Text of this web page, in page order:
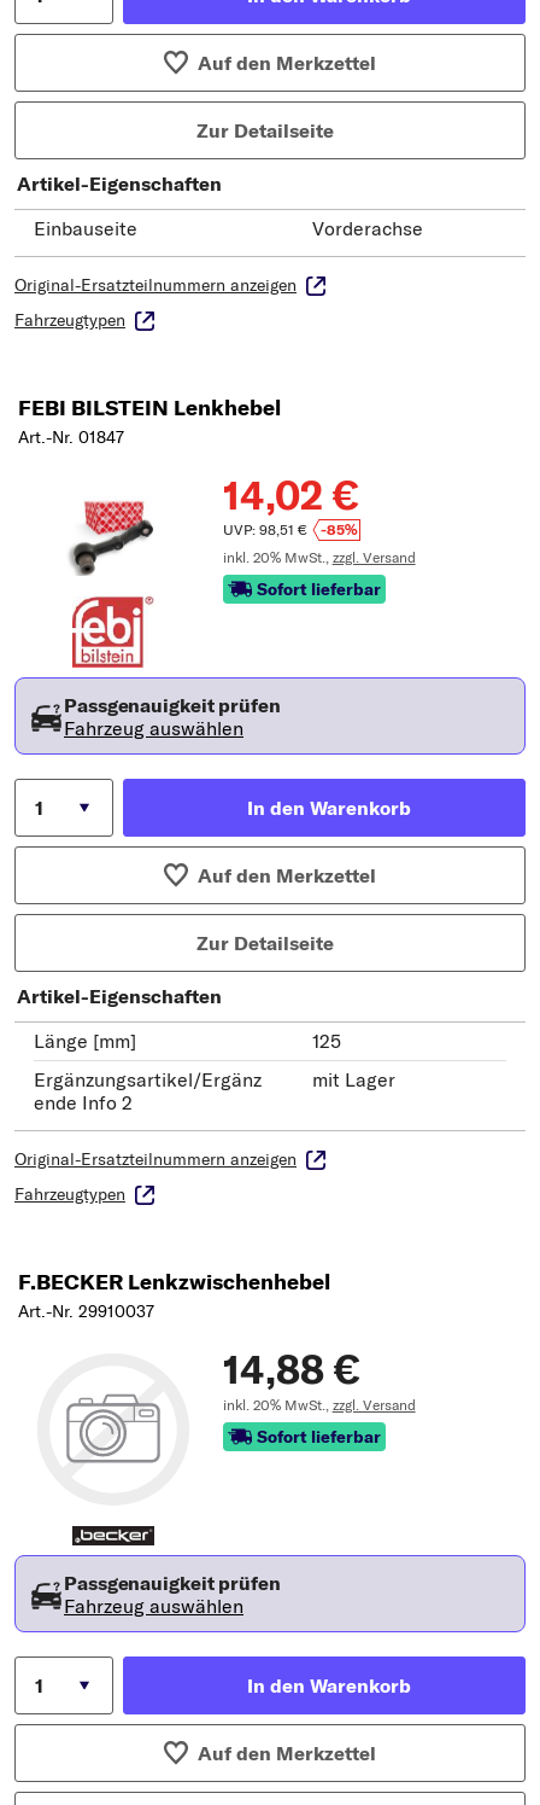
Auf den Merkzettel
Zur Detailseite
Artikel-Eigenschaften
Einbauseite
Vorderachse
Original-Ersatzteilnummern anzeigen
Fahrzeugtypen
FEBI BILSTEIN Lenkhebel
Art.-Nr. 01847
14,02 €
UVP: 98,51 €
-85%
inkl. 20% MwSt., zzgl. Versand
Sofort lieferbar
Passgenauigkeit prüfen
Fahrzeug auswählen
In den Warenkorb
Auf den Merkzettel
Zur Detailseite
Artikel-Eigenschaften
Länge [mm]
125
Ergänzungsartikel/Ergänz
ende Info 2
mit Lager
Original-Ersatzteilnummern anzeigen
Fahrzeugtypen
F.BECKER Lenkzwischenhebel
Art.-Nr. 29910037
14,88 €
inkl. 20% MwSt., zzgl. Versand
Sofort lieferbar
Passgenauigkeit prüfen
Fahrzeug auswählen
In den Warenkorb
Auf den Merkzettel